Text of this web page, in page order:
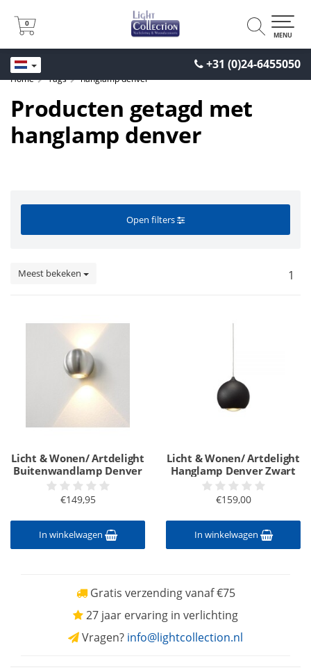
+31 (0)24-6455050
0
0
MENU
Home Tags hanglamp denver
Producten getagd met
hanglamp denver
Open filters
Meest bekeken 1
Licht & Wonen/ Artdelight
Buitenwandlamp Denver
€149,95
In winkelwagen
Licht & Wonen/ Artdelight
Hanglamp Denver Zwart
€159,00
In winkelwagen
Gratis verzending vanaf €75
27 jaar ervaring in verlichting
Vragen? info@lightcollection.nl